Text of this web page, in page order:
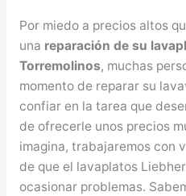
Por miedo a precios altos
una reparación de su
Torremolinos, muchas
momento de reparar su
confiar en la tarea que
de ofrecerle unos precios
imagina, trabajaremos con
de que el lavaplatos
ocasionar problemas.